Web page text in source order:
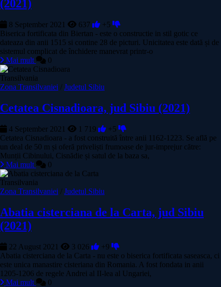
(2021)
8 September 2021 637
+5
Biserica fortificata din Biertan - este o constructie in stil gotic ce
dateaza din anii 1515 si contine 28 de picturi. Unicitatea este dată și de
sistemul complicat de închidere manevrat printr-o
Mai mult
0
Transilvania
Zona Transilvaniei / Judetul Sibiu
Cetatea Cisnadioara, jud Sibiu (2021)
4 September 2021 1 719
+5
Cetatea Cisnadioara - a fost construită între anii 1162-1223. Se află pe
un deal de 50 m și oferă priveliști frumoase de jur-imprejur către:
Munții Cibinului, Cisnădie și satul de la baza sa,
Mai mult
0
Transilvania
Zona Transilvaniei / Judetul Sibiu
Abatia cisterciana de la Carta, jud Sibiu
(2021)
22 August 2021 3 026
+9
Abatia cisterciana de la Carta - nu este o biserica fortificata saseasca, ci
este unica manastire cisteriana din Romania. A fost fondata in anii
1205-1206 de regele Andrei al II-lea al Ungariei,
Mai mult
0